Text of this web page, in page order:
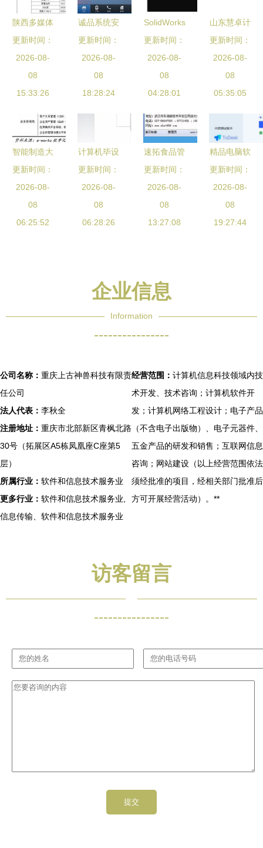
指南
陕西多媒体
一体机与捷
安迅电子
交互式教学
与计算机软
沿探索
更新时间：
2026-08-
08
15:33:26
诚品系统安
全使用指南
探索计算机
软件开发的
核心要素
更新时间：
2026-08-
08
18:28:24
SolidWorks
下载与安装
指南 从零
开始掌握三
维计算机辅
(CAD)与计
算机软件开
发基础
更新时间：
2026-08-
08
04:28:01
山东慧卓计
算机软件
立足齐鲁，
引领技术创
新浪潮
更新时间：
2026-08-
08
05:35:05
智能制造大
势所趋 计
算机软件开
发的核心作
用与未来方
更新时间：
2026-08-
08
06:25:52
计算机毕设
ssm服装销
售商城系统
r822x 开题
源码
更新时间：
2026-08-
08
06:28:26
速拓食品管
理软件免费
版 中小企
业高效运营
的得力助手
更新时间：
2026-08-
08
13:27:08
精品电脑软
件推荐第二
期 计算机
软件开发利
器
更新时间：
2026-08-
08
19:27:44
企业信息
Information
----------------
公司名称： 重庆上古神兽科技有限责
任公司
法人代表： 李秋全
注册地址： 重庆市北部新区青枫北路
30号（拓展区A5栋凤凰座C座第5
层）
所属行业： 软件和信息技术服务业
更多行业： 软件和信息技术服务业,
信息传输、软件和信息技术服务业
经营范围： 计算机信息科技领域内技
术开发、技术咨询；计算机软件开
发；计算机网络工程设计；电子产品
（不含电子出版物）、电子元器件、
五金产品的研发和销售；互联网信息
咨询；网站建设（以上经营范围依法
须经批准的项目，经相关部门批准后
方可开展经营活动）。**
访客留言
----------------